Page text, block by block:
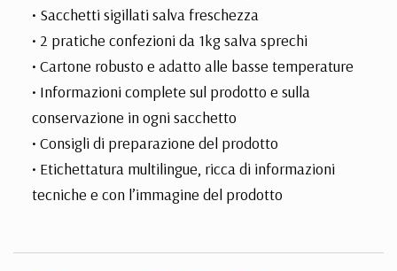
• Sacchetti sigillati salva freschezza
• 2 pratiche confezioni da 1kg salva sprechi
• Cartone robusto e adatto alle basse temperature
• Informazioni complete sul prodotto e sulla
conservazione in ogni sacchetto
• Consigli di preparazione del prodotto
• Etichettatura multilingue, ricca di informazioni
tecniche e con l’immagine del prodotto